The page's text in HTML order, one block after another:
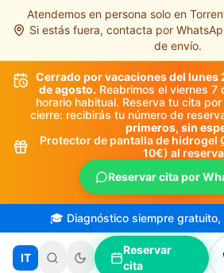
Saltar al contenido principal
Atendemos en persona solo en
Si estás fuera, contacta por
de envío.
Cerrado por vacaciones del lunes
de agosto. Reabrimos el viernes
horario habitual. Reserva tu cita
cierre: recibirás tu número de
primeros, sin
Protector de pantalla de hidrogel
10€) al
Reservar cita por
🎓 Diagnóstico siempre gratuito,
IT
Reservar
cita